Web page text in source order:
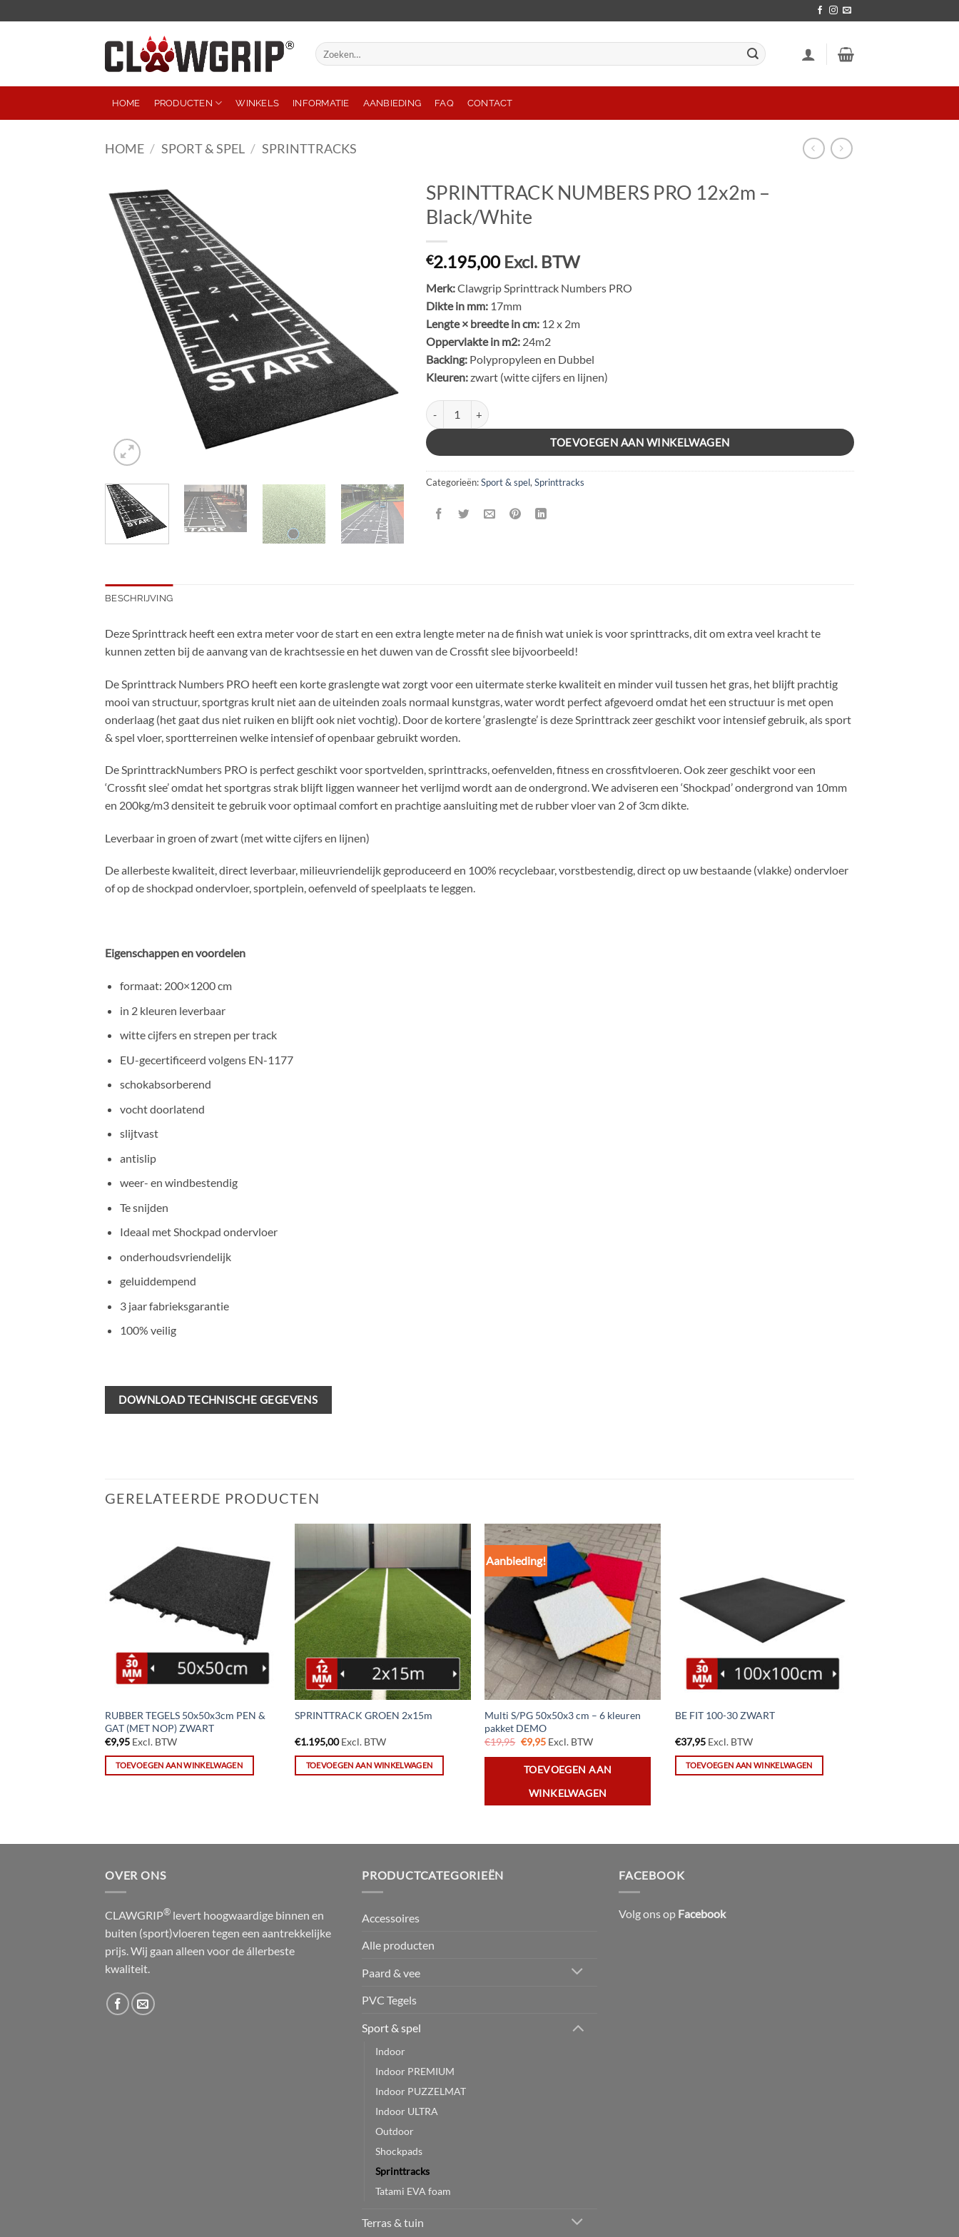
naar
Zoeken
naar:
HOME PRODUCTEN WINKELS INFORMATIE AANBIEDING FAQ CONTACT
HOME / SPORT & SPEL / SPRINTTRACKS
SPRINTTRACK NUMBERS PRO 12x2m –
Black/White
€2.195,00Excl. BTW
Merk:Clawgrip Sprinttrack Numbers PRO
Dikte in mm: 17mm
Lengte × breedte in cm: 12 x 2m
Oppervlakte in m2: 24m2
Backing: Polypropyleen en Dubbel
Kleuren:zwart (witte cijfers en lijnen)
SPRINTTRACK NUMBERS PRO 12x2m - Black/White aantal
TOEVOEGEN AAN WINKELWAGEN
Categorieën:Sport & spel, Sprinttracks
BESCHRIJVING
Deze Sprinttrack heeft een extra meter voor de start en een extra lengte meter na de finish wat uniek is voor sprinttracks, dit om extra veel kracht te
kunnen zetten bij de aanvang van de krachtsessie en het duwen van de Crossfit slee bijvoorbeeld!
De Sprinttrack Numbers PRO heeft een korte graslengte wat zorgt voor een uitermate sterke kwaliteit en minder vuil tussen het gras, het blijft prachtig
mooi van structuur, sportgras krult niet aan de uiteinden zoals normaal kunstgras, water wordt perfect afgevoerd omdat het een structuur is met open
onderlaag (het gaat dus niet ruiken en blijft ook niet vochtig). Door de kortere ‘graslengte’ is deze Sprinttrack zeer geschikt voor intensief gebruik, als sport
& spel vloer, sportterreinen welke intensief of openbaar gebruikt worden.
De SprinttrackNumbers PRO is perfect geschikt voor sportvelden, sprinttracks, oefenvelden, fitness en crossfitvloeren. Ook zeer geschikt voor een
‘Crossfit slee’ omdat het sportgras strak blijft liggen wanneer het verlijmd wordt aan de ondergrond. We adviseren een ‘Shockpad’ ondergrond van 10mm
en 200kg/m3 densiteit te gebruik voor optimaal comfort en prachtige aansluiting met de rubber vloer van 2 of 3cm dikte.
Leverbaar in groen of zwart (met witte cijfers en lijnen)
De allerbeste kwaliteit, direct leverbaar, milieuvriendelijk geproduceerd en 100% recyclebaar, vorstbestendig, direct op uw bestaande (vlakke) ondervloer
of op de shockpad ondervloer, sportplein, oefenveld of speelplaats te leggen.
Eigenschappen en voordelen
formaat: 200×1200 cm
in 2 kleuren leverbaar
witte cijfers en strepen per track
EU-gecertificeerd volgens EN-1177
schokabsorberend
vocht doorlatend
slijtvast
antislip
weer- en windbestendig
Te snijden
Ideaal met Shockpad ondervloer
onderhoudsvriendelijk
geluiddempend
3 jaar fabrieksgarantie
100% veilig
DOWNLOAD TECHNISCHE GEGEVENS
GERELATEERDE PRODUCTEN
RUBBER TEGELS 50x50x3cm PEN &
GAT (MET NOP) ZWART
€9,95Excl. BTW
TOEVOEGEN AAN WINKELWAGEN
SPRINTTRACK GROEN 2x15m
€1.195,00Excl. BTW
TOEVOEGEN AAN WINKELWAGEN
Aanbieding!
Multi S/PG 50x50x3 cm – 6 kleuren
pakket DEMO
€19,95 Oorspronkelijke
prijs
was:
€19,95.
€9,95Huidige
is:
€9,95.
Excl. BTW
TOEVOEGEN AAN
WINKELWAGEN
BE FIT 100-30 ZWART
€37,95Excl. BTW
TOEVOEGEN AAN WINKELWAGEN
OVER ONS
CLAWGRIP® levert hoogwaardige binnen en
buiten (sport)vloeren tegen een aantrekkelijke
prijs. Wij gaan alleen voor de állerbeste
kwaliteit.
PRODUCTCATEGORIEËN
Accessoires
Alle producten
Paard & vee
PVC Tegels
Sport & spel
Indoor
Indoor PREMIUM
Indoor PUZZELMAT
Indoor ULTRA
Outdoor
Shockpads
Sprinttracks
Tatami EVA foam
Terras & tuin
FACEBOOK
Volg ons op Facebook